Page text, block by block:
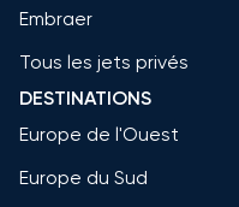
Embraer
Tous les jets privés
DESTINATIONS
Europe de l'Ouest
Europe du Sud